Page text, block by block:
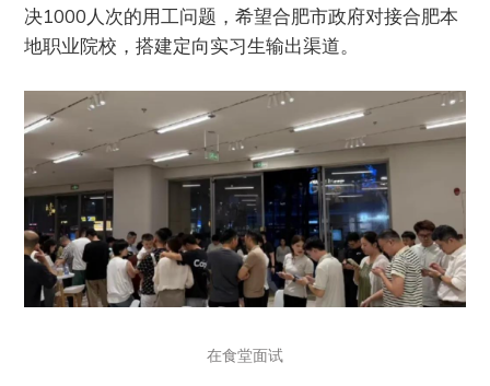
决1000人次的用工问题，希望合肥市政府对接合肥本
地职业院校，搭建定向实习生输出渠道。
在食堂面试